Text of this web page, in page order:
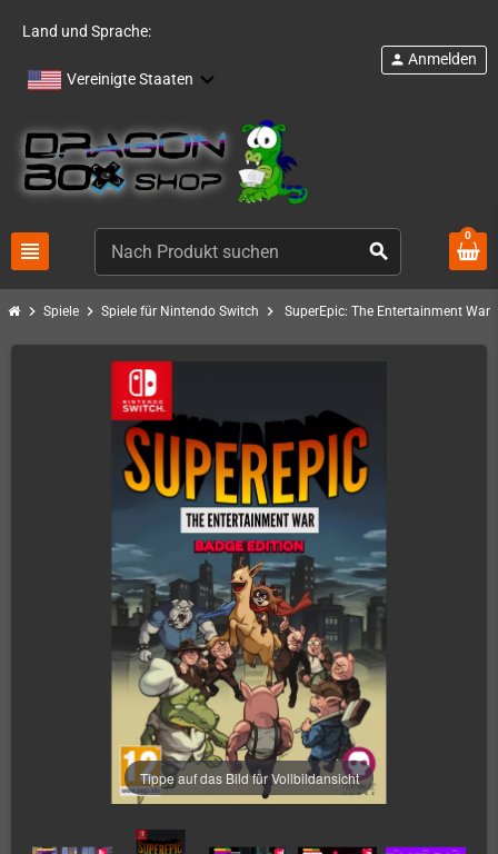
Land und Sprache:
Vereinigte Staaten
view_headline search
person Anmelden
0
chevron_right Spiele chevron_right Spiele für Nintendo Switch chevron_right SuperEpic: The Entertainment War
Tippe auf das Bild für Vollbildansicht